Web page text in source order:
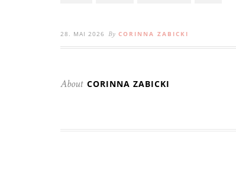
28. MAI 2026 By CORINNA ZABICKI
About CORINNA ZABICKI